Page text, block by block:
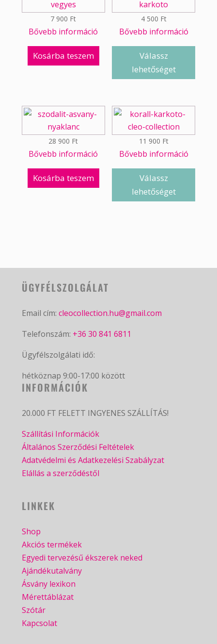
7 900 Ft
Bővebb információ
Kosárba teszem
4 500 Ft
Bővebb információ
Válassz
lehetőséget
28 900 Ft
Bővebb információ
Kosárba teszem
11 900 Ft
Bővebb információ
Válassz
lehetőséget
ÜGYFÉLSZOLGÁLAT
Email cím: cleocollection.hu@gmail.com
Telefonszám: +36 30 841 6811
Ügyfélszolgálati idő:
hétköznap 9:00-17:00 között
INFORMÁCIÓK
20.000 FT FELETT INGYENES SZÁLLÍTÁS!
Szállítási Információk
Általános Szerződési Feltételek
Adatvédelmi és Adatkezelési Szabályzat
Elállás a szerződéstől
LINKEK
Shop
Akciós termékek
Egyedi tervezésű ékszerek neked
Ajándékutalvány
Ásvány lexikon
Mérettáblázat
Szótár
Kapcsolat